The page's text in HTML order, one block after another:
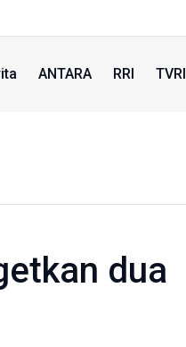
ANTARA RRI TVRI
dua